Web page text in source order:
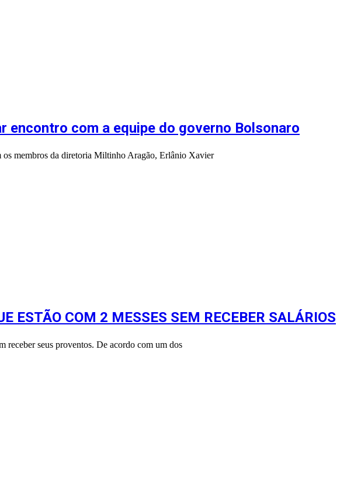
encontro com a equipe do governo Bolsonaro
os membros da diretoria Miltinho Aragão, Erlânio Xavier
ESTÃO COM 2 MESSES SEM RECEBER SALÁRIOS
receber seus proventos. De acordo com um dos